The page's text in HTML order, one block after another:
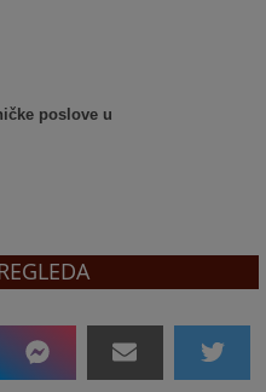
poslove u